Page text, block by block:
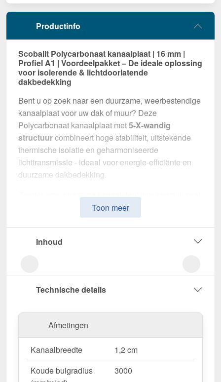
Productinfo
Scobalit Polycarbonaat kanaalplaat | 16 mm |
Profiel A1 | Voordeelpakket – De ideale oplossing
voor isolerende & lichtdoorlatende
dakbedekking
Bent u op zoek naar een duurzame, weerbestendige
kanaalplaat voor uw dak of muur? Deze
Polycarbonaat kanaalplaat met5-X-wandig
structuurcombineert hoge stabiliteit, uitstekende
thermische isolatie en geharmoniseerde
lichttransmissie - ideaal voor energie-efficiënte en
duurzame dakbedekking.
Zonder een duurzame kanaalplaat kan een dak snel
warmte verliezen en door het weer worden
aangetast. Deze kanaalplaat is speciaal ontwikkeld
lichtdoorlatende, thermisch isolerende
materiaaldikte van 16 mm, biedt het een robuuste
dakoplossing. Deplaatbreedte van 98 cm
een snelle en efficiënte montage mogelijk. De
Grafietvariant zorgt voor optimale
lichtomstandigheden en past harmonieus in uw
omgeving, terwijl dekamerbreedte van 1,2 cm
Toon meer
Inhoud
Technische details
Afmetingen
Kanaalbreedte
1,2 cm
Koude buigradius
3000